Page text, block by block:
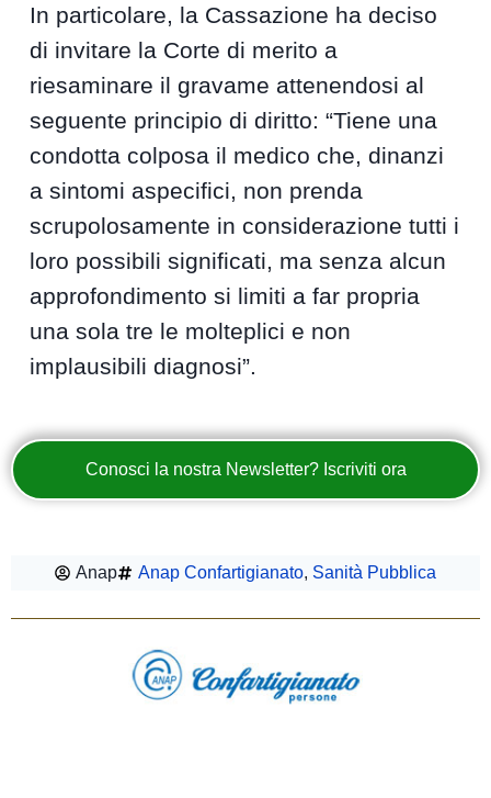
In particolare, la Cassazione ha deciso
di invitare la Corte di merito a
riesaminare il gravame attenendosi al
seguente principio di diritto: “Tiene una
condotta colposa il medico che, dinanzi
a sintomi aspecifici, non prenda
scrupolosamente in considerazione tutti i
loro possibili significati, ma senza alcun
approfondimento si limiti a far propria
una sola tre le molteplici e non
implausibili diagnosi”.
Conosci la nostra Newsletter? Iscriviti ora
Anap Anap Confartigianato, Sanità Pubblica